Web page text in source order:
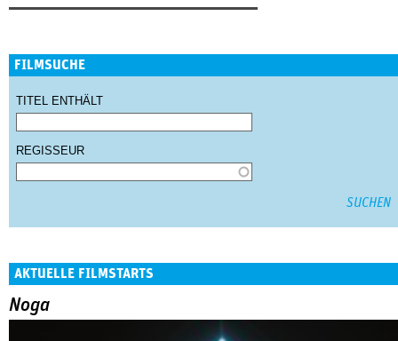
FILMSUCHE
TITEL ENTHÄLT
REGISSEUR
AKTUELLE FILMSTARTS
Noga